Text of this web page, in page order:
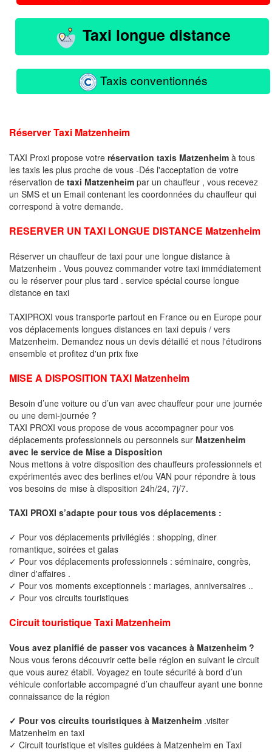
Taxi longue distance
Taxis conventionnés
Réserver Taxi Matzenheim
TAXI Proxi propose votre réservation taxis Matzenheim à tous
les taxis les plus proche de vous -Dés l'acceptation de votre
réservation de taxi Matzenheim par un chauffeur , vous recevez
un SMS et un Email contenant les coordonnées du chauffeur qui
correspond à votre demande.
RESERVER UN TAXI LONGUE DISTANCE Matzenheim
Réserver un chauffeur de taxi pour une longue distance à
Matzenheim . Vous pouvez commander votre taxi immédiatement
ou le réserver pour plus tard . service spécial course longue
distance en taxi
TAXIPROXI vous transporte partout en France ou en Europe pour
vos déplacements longues distances en taxi depuis / vers
Matzenheim. Demandez nous un devis détaillé et nous l'étudirons
ensemble et profitez d'un prix fixe
MISE A DISPOSITION TAXI Matzenheim
Besoin d’une voiture ou d’un van avec chauffeur pour une journée
ou une demi-journée ?
TAXI PROXI vous propose de vous accompagner pour vos
déplacements professionnels ou personnels sur Matzenheim
avec le service de Mise a Disposition
Nous mettons à votre disposition des chauffeurs professionnels et
expérimentés avec des berlines et/ou VAN pour répondre à tous
vos besoins de mise à disposition 24h/24, 7j/7.
TAXI PROXI s’adapte pour tous vos déplacements :
✓ Pour vos déplacements privilégiés : shopping, diner
romantique, soirées et galas
✓ Pour vos déplacements professionnels : séminaire, congrès,
diner d'affaires .
✓ Pour vos moments exceptionnels : mariages, anniversaires ..
✓ Pour vos circuits touristiques
Circuit touristique Taxi Matzenheim
Vous avez planifié de passer vos vacances à Matzenheim ?
Nous vous ferons découvrir cette belle région en suivant le circuit
que vous aurez établi. Voyagez en toute sécurité à bord d’un
véhicule confortable accompagné d’un chauffeur ayant une bonne
connaissance de la région
✓ Pour vos circuits touristiques à Matzenheim .visiter
Matzenheim en taxi
✓ Circuit touristique et visites guidées à Matzenheim en Taxi